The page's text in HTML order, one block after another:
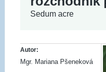
Sedum acre
Autor:
Mgr. Mariana Pšeneková